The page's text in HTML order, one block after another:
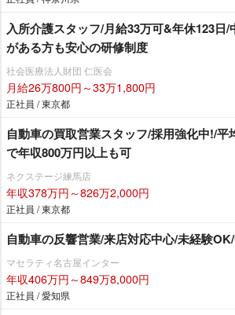
入所介護スタッフ/月給33万可&年休123日/
がある方も安心の研修制度
社会医療法人財団 仁医会
月給26万800円～33万1,800円
正社員 / 東京都
自動車の買取営業スタッフ/採用強化中!/平
で年収800万円以上も可
ネクステージ練馬店
年収378万円～826万2,000円
正社員 / 東京都
自動車の反響営業/来店対応中心/未経験
マセラティ名古屋インター
年収406万円～849万8,000円
正社員 / 愛知県